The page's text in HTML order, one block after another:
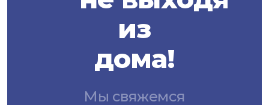
из
дома!
Мы свяжемся